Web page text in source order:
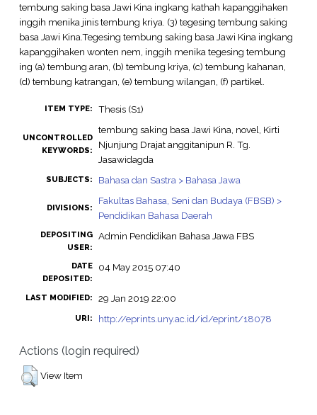
tembung saking basa Jawi Kina ingkang kathah kapanggihaken
inggih menika jinis tembung kriya. (3) tegesing tembung saking
basa Jawi Kina.Tegesing tembung saking basa Jawi Kina ingkang
kapanggihaken wonten nem, inggih menika tegesing tembung
ing (a) tembung aran, (b) tembung kriya, (c) tembung kahanan,
(d) tembung katrangan, (e) tembung wilangan, (f) partikel.
ITEM TYPE: Thesis (S1)
UNCONTROLLED
KEYWORDS:
tembung saking basa Jawi Kina, novel, Kirti
Njunjung Drajat anggitanipun R. Tg.
Jasawidagda
SUBJECTS: Bahasa dan Sastra > Bahasa Jawa
DIVISIONS:
Fakultas Bahasa, Seni dan Budaya (FBSB) >
Pendidikan Bahasa Daerah
DEPOSITING
USER:
Admin Pendidikan Bahasa Jawa FBS
DATE
DEPOSITED:
04 May 2015 07:40
LAST MODIFIED: 29 Jan 2019 22:00
URI: http://eprints.uny.ac.id/id/eprint/18078
Actions (login required)
View Item